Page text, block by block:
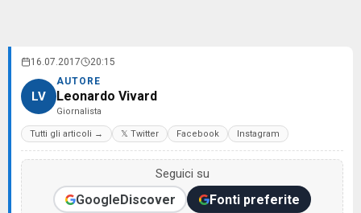
16.07.2017 20:15
LV
AUTORE
Leonardo Vivard
Giornalista
Tutti gli articoli → 𝕏 Twitter Facebook Instagram
Seguici su
GoogleDiscover Fonti preferite